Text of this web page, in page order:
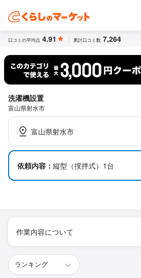
口コミの平均点 4.91 累計口コミ数 7,264
洗濯機設置
富山県射水市
富山県射水市
依頼内容： 縦型（撹拌式）1台
作業内容について